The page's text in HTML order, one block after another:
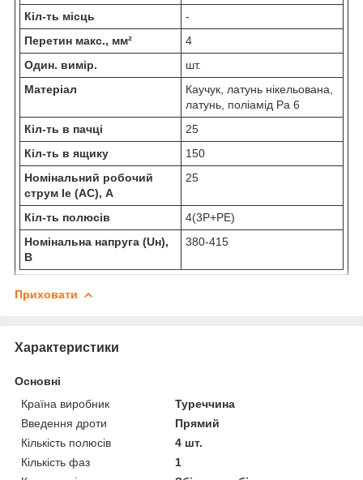
Кіл-ть місць
-
Перетин макс., мм²
4
Один. вимір.
шт.
Матеріал
Каучук, латунь нікельована,
латунь, поліамід Pa 6
Кіл-ть в пачці
25
Кіл-ть в ящику
150
Номінальний робочий
струм Ie (AC), А
25
Кіл-ть полюсів
4(3Р+РЕ)
Номінальна напруга (Uн),
В
380-415
Приховати
Характеристики
Основні
Країна виробник
Туреччина
Введення дроти
Прямий
Кількість полюсів
4 шт.
Кількість фаз
1